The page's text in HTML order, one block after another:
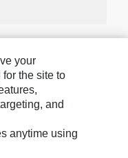
your
the site to
and
anytime using